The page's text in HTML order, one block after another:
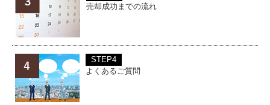
売却成功までの流れ
STEP4
よくあるご質問